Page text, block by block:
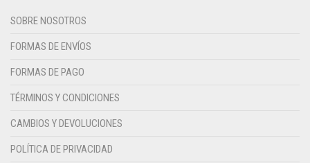
SOBRE NOSOTROS
FORMAS DE ENVÍOS
FORMAS DE PAGO
TÉRMINOS Y CONDICIONES
CAMBIOS Y DEVOLUCIONES
POLÍTICA DE PRIVACIDAD